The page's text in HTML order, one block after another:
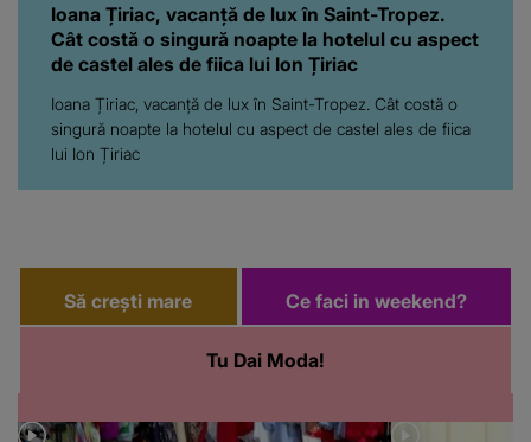
Ioana Țiriac, vacanță de lux în Saint-Tropez.
Cât costă o singură noapte la hotelul cu aspect
de castel ales de fiica lui Ion Țiriac
Ioana Țiriac, vacanță de lux în Saint-Tropez. Cât costă o
singură noapte la hotelul cu aspect de castel ales de fiica
lui Ion Țiriac
Să crești mare
Tu Dai Moda!
Ce faci in weekend?